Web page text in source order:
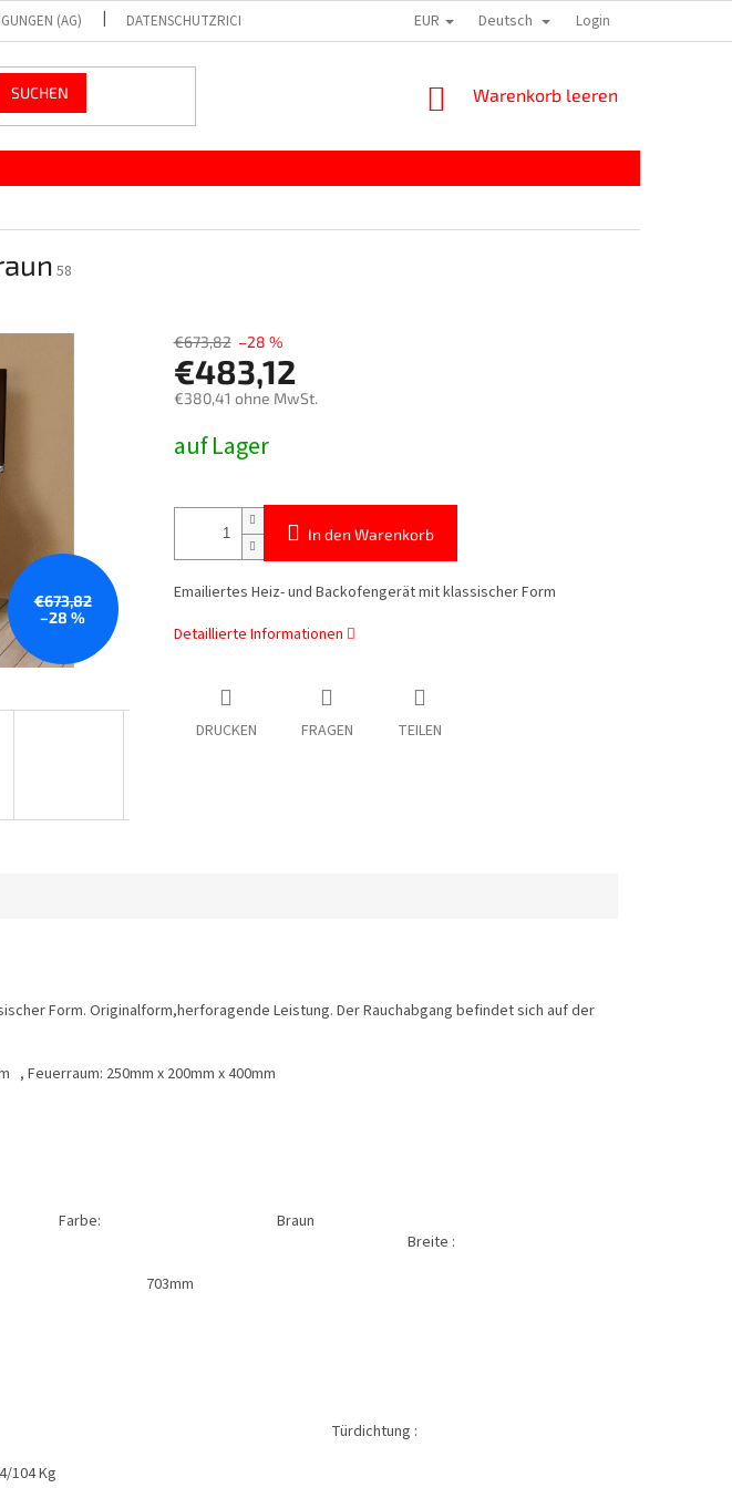
(AG) DATENSCHUTZRICHTLINIE EUR Deutsch Login
SUCHEN WARENKORB
Warenkorb leeren
58
€673,82
–28 %
€673,82 –28 %
€483,12
€380,41 ohne MwSt.
auf Lager
In den Warenkorb
Emailiertes Heiz- und Backofengerät mit klassischer Form
Detaillierte Informationen
DRUCKEN FRAGEN TEILEN
Form. Originalform,herforagende Leistung. Der Rauchabgang befindet sich auf der
, Feuerraum: 250mm x 200mm x 400mm
75 %
Braun
:
Keiner
:
Kg